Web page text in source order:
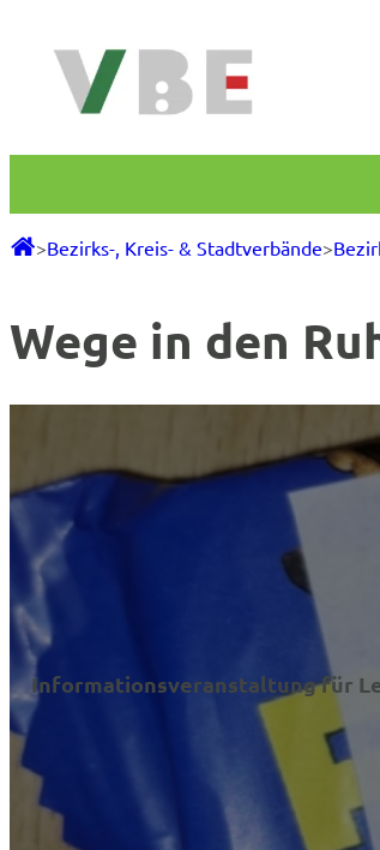
Inhalt
springen
>Bezirks-, Kreis- & Stadtverbände>
Wege in den
Informationsveranstaltung für